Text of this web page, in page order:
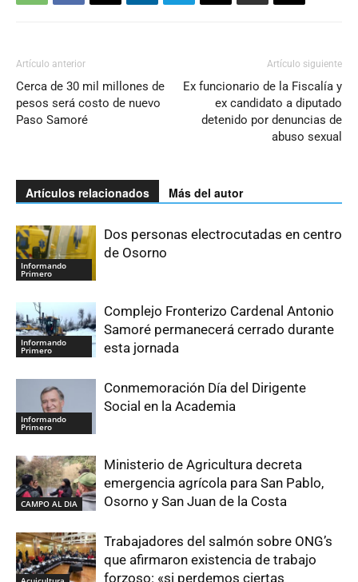
Artículo anterior
Cerca de 30 mil millones de
pesos será costo de nuevo
Paso Samoré
Artículo siguiente
Ex funcionario de la Fiscalía y
ex candidato a diputado
detenido por denuncias de
abuso sexual
Artículos relacionados Más del autor
Informando
Primero
Dos personas electrocutadas en centro
de Osorno
Informando
Primero
Complejo Fronterizo Cardenal Antonio
Samoré permanecerá cerrado durante
esta jornada
Informando
Primero
Conmemoración Día del Dirigente
Social en la Academia
CAMPO AL DIA
Ministerio de Agricultura decreta
emergencia agrícola para San Pablo,
Osorno y San Juan de la Costa
Trabajadores del salmón sobre ONG’s
que afirmaron existencia de trabajo
forzoso: «si perdemos ciertas